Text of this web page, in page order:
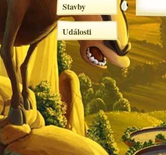
Stavby
Události